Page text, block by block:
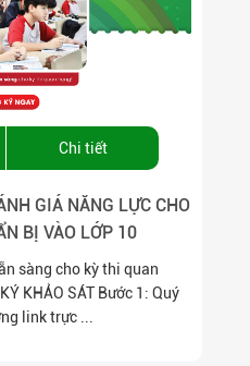
Chi tiết
GIÁ NĂNG LỰC CHO
BỊ VÀO LỚP 10
sàng cho kỳ thi quan
KHẢO SÁT Bước 1: Quý
link trực ...